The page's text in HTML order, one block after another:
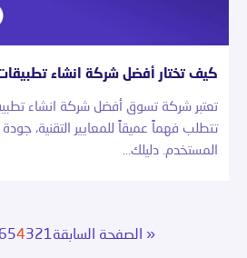
كيف تختار أفضل شركة انشاء
تعتبر شركة تسوق أفضل شركة انشاء
تتطلب فهماً عميقاً للمعايير التقنية، جودة
المستخدم. دليلك…
« الصفحة السابقة1
2
3
4
5
6